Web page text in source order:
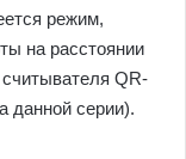
режим,
на расстоянии
QR-
данной серии).